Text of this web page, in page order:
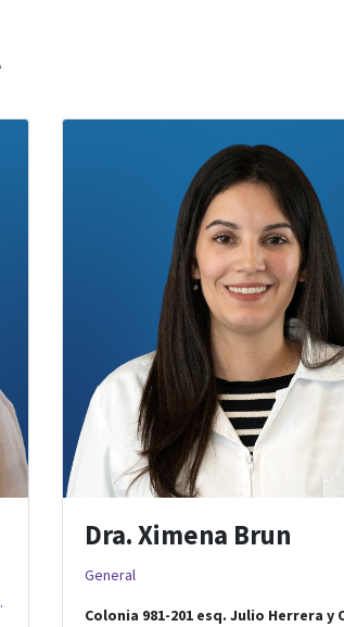
Dra. Ximena Brun
General
Colonia 981-201 esq. Julio Herrera y